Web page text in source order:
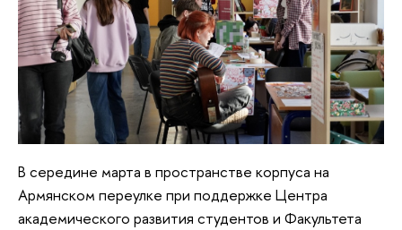
В середине марта в пространстве корпуса на
Армянском переулке при поддержке Центра
академического развития студентов и Факультета